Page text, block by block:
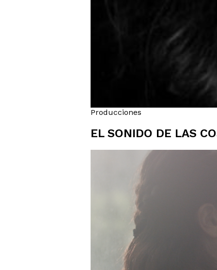
Producciones
EL SONIDO DE LAS